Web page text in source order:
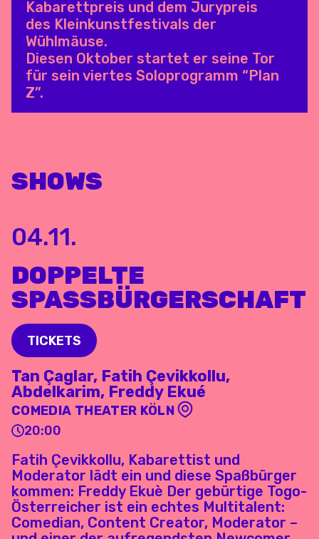
Kabarettpreis und dem Jurypreis
des Kleinkunstfestivals der
Wühlmäuse.
Diesen Oktober startet er seine Tor
für sein viertes Soloprogramm “Plan
Z”.
SHOWS
04.11.
DOPPELTE
SPASSBÜRGERSCHAFT
TICKETS
Tan Çaglar, Fatih Çevikkollu,
Abdelkarim, Freddy Ekué
COMEDIA THEATER KÖLN
20:00
Fatih Çevikkollu, Kabarettist und
Moderator lädt ein und diese Spaßbürger
kommen: Freddy Ekuè Der gebürtige Togo-
Österreicher ist ein echtes Multitalent:
Comedian, Content Creator, Moderator –